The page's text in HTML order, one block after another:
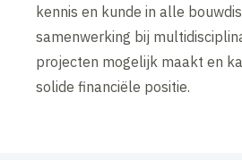
kennis en kunde in alle
samenwerking bij
projecten mogelijk maakt en
solide financiële positie.